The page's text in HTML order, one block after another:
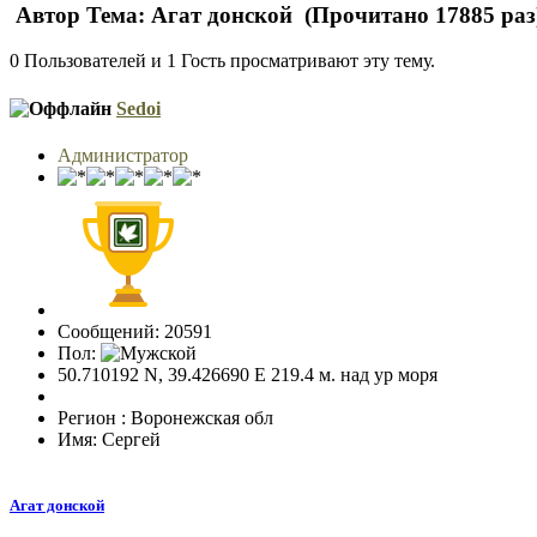
Автор Тема: Агат донской (Прочитано 17885
0 Пользователей и 1 Гость просматривают эту тему.
Sedoi
Администратор
Сообщений: 20591
Пол:
50.710192 N, 39.426690 E 219.4 м. над ур моря
Регион : Воронежская обл
Имя: Сергей
Агат донской